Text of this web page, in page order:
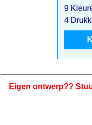
9
4
Eigen ontwerp??